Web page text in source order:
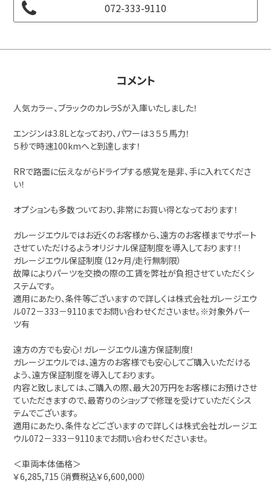
072-333-9110
コメント
人気カラー、ブラックのカレラSが入庫いたしました！
エンジンは3.8Lとなっており、パワーは３５５馬力！
５秒で時速100kmへと到達します！
RRで路面に伝えながらドライブする感覚を是非、手に入れてくださ
い！
オプションも多数ついており、非常にお買い得となっております！
ガレージエウルではお近くのお客様から、遠方のお客様までサポート
させていただけるようオリジナル保証制度を導入しております！！
ガレージエウル保証制度（12ヶ月/走行無制限）
故障によりパーツを交換の際の工賃を弊社が負担させていただくシ
ステムです。
適用にあたり、条件等ございますので詳しくは株式会社ガレージエウ
ル072－333－9110までお問い合わせくださいませ。※対象外パー
ツ有
遠方の方でも安心！ガレージエウル遠方保証制度！
ガレージエウルでは、遠方のお客様でも安心してご購入いただける
よう、遠方保証制度を導入しております。
内容と致しましては、ご購入の際、最大20万円をお客様にお預けさせ
ていただきますので、最寄りのショップで修理を受けていただくシス
テムでございます。
適用にあたり、条件などございますので詳しくは株式会社ガレージエ
ウル072－333－9110までお問い合わせくださいませ。
＜車両本体価格＞
￥6,285,715（消費税込￥6,600,000）